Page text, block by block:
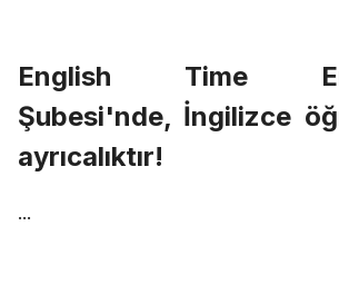
English Time
Şubesi'nde, İngilizce
ayrıcalıktır!
...